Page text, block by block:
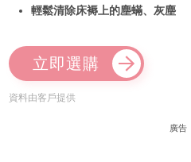
輕鬆清除床褥上的塵蟎、灰塵
立即選購
資料由客戶提供
廣告